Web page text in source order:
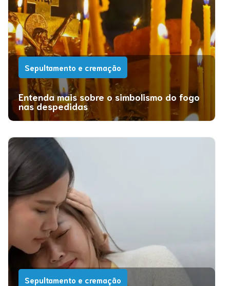
Sepultamento e cremação
Entenda mais sobre o simbolismo do fogo
nas despedidas
Sepultamento e cremação